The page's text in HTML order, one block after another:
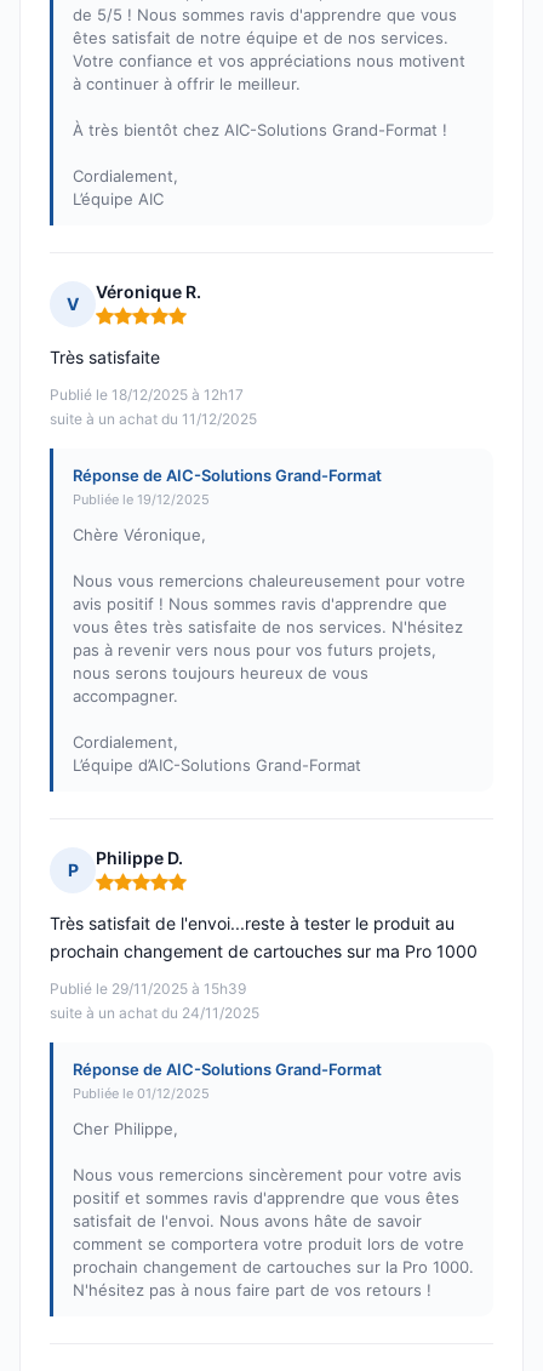
de 5/5 ! Nous sommes ravis d'apprendre que vous
êtes satisfait de notre équipe et de nos services.
Votre confiance et vos appréciations nous motivent
à continuer à offrir le meilleur.
À très bientôt chez AIC-Solutions Grand-Format !
Cordialement,
L’équipe AIC
V
Véronique R.
Note : 5 sur 5
Publié le 18/12/2025 à 12h17
suite à un achat du 11/12/2025
Très satisfaite
Réponse de AIC-Solutions Grand-Format
Publiée le 19/12/2025
Chère Véronique,
Nous vous remercions chaleureusement pour votre
avis positif ! Nous sommes ravis d'apprendre que
vous êtes très satisfaite de nos services. N'hésitez
pas à revenir vers nous pour vos futurs projets,
nous serons toujours heureux de vous
accompagner.
Cordialement,
L’équipe d’AIC-Solutions Grand-Format
P
Philippe D.
Note : 5 sur 5
Publié le 29/11/2025 à 15h39
suite à un achat du 24/11/2025
Très satisfait de l'envoi...reste à tester le produit au
prochain changement de cartouches sur ma Pro 1000
Réponse de AIC-Solutions Grand-Format
Publiée le 01/12/2025
Cher Philippe,
Nous vous remercions sincèrement pour votre avis
positif et sommes ravis d'apprendre que vous êtes
satisfait de l'envoi. Nous avons hâte de savoir
comment se comportera votre produit lors de votre
prochain changement de cartouches sur la Pro 1000.
N'hésitez pas à nous faire part de vos retours !